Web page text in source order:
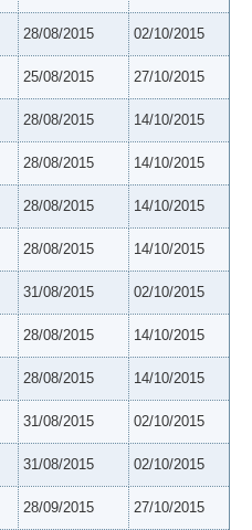
28/08/2015 02/10/2015
25/08/2015 27/10/2015
28/08/2015 14/10/2015
28/08/2015 14/10/2015
28/08/2015 14/10/2015
28/08/2015 14/10/2015
31/08/2015 02/10/2015
28/08/2015 14/10/2015
28/08/2015 14/10/2015
31/08/2015 02/10/2015
31/08/2015 02/10/2015
28/09/2015 27/10/2015